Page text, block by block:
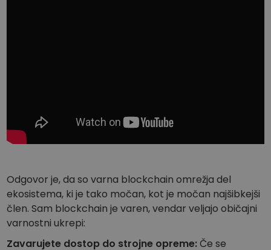
Odgovor je, da so varna blockchain omrežja del
ekosistema, ki je tako močan, kot je močan najšibkejši
člen. Sam blockchain je varen, vendar veljajo običajni
varnostni ukrepi:
Zavarujete dostop do strojne opreme:Če se